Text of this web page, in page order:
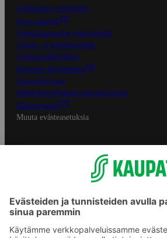
S-Business yrityksille
Oiva-raportit
Osuuskauppojen yhteystiedot
Tilaus- ja toimitusehdot
Tietosuojakäytäntö
Palvelun käyttöehdot
Saavutettavuus
Mobiilisovelluksen saavutettavuus
Mainostajalle
Muuta evästeasetuksia
S-ryhmän palvelut
S-ryhmä
Asiakasomistajuus
S-ostoslista -sovellus